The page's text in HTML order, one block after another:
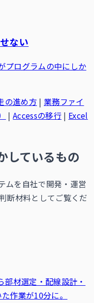
ない
プログラムの中にしか
の進め方 | 業務ファイ
| Accessの移行 | Excel
しているもの
ムを自社で開発・運営
断材料としてご覧くだ
材選定・配線設計・
作業が10分に。